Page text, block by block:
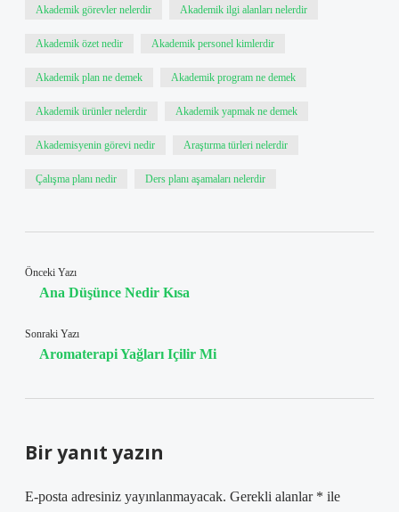
Akademik görevler nelerdir Akademik ilgi alanları nelerdir
Akademik özet nedir Akademik personel kimlerdir
Akademik plan ne demek Akademik program ne demek
Akademik ürünler nelerdir Akademik yapmak ne demek
Akademisyenin görevi nedir Araştırma türleri nelerdir
Çalışma planı nedir Ders planı aşamaları nelerdir
Önceki Yazı
Ana Düşünce Nedir Kısa
Sonraki Yazı
Aromaterapi Yağları Içilir Mi
Bir yanıt yazın
E-posta adresiniz yayınlanmayacak. Gerekli alanlar * ile